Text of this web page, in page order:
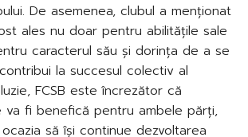
De asemenea, clubul a menționat
ales nu doar pentru abilitățile sale
caracterul său și dorința de a se
la succesul colectiv al
FCSB este încrezător că
va fi benefică pentru ambele părți,
să își continue dezvoltarea